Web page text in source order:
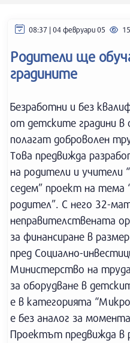
08:37 | 04 февруари 05
Родители ще
градините
Безработни и без
от детските градини
полагат доброволен
Това предвижда
на родители и учители
седем” проект на
родител”. С него 32-
неправителствената
за финансиране в
пред Социално-
Министерство на
за оборудване в
е в категорията
е без аналог за
Проектът предвижда в